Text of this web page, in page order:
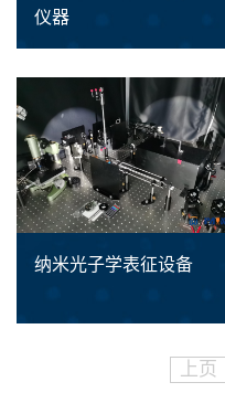
仪器
纳米光子学表征设备
上页